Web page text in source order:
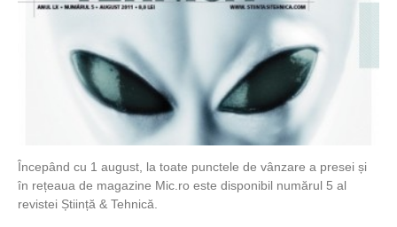
Începând cu 1 august, la toate punctele de vânzare a presei și
în rețeaua de magazine Mic.ro este disponibil numărul 5 al
revistei Știință & Tehnică.